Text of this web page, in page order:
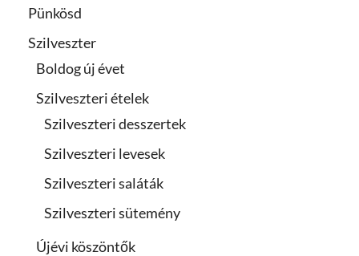
Pünkösd
Szilveszter
Boldog új évet
Szilveszteri ételek
Szilveszteri desszertek
Szilveszteri levesek
Szilveszteri saláták
Szilveszteri sütemény
Újévi köszöntők